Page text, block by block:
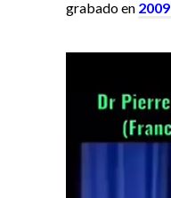
grabado en 2009